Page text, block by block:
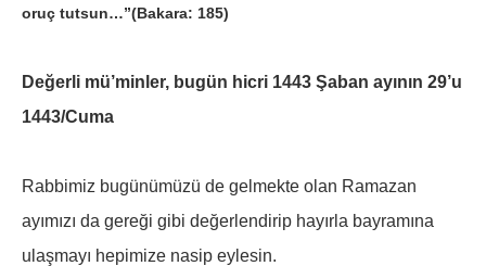
oruç tutsun…”(Bakara: 185)
Değerli mü’minler, bugün hicri 1443 Şaban ayının 29’u
1443/Cuma
Rabbimiz bugünümüzü de gelmekte olan Ramazan
ayımızı da gereği gibi değerlendirip hayırla bayramına
ulaşmayı hepimize nasip eylesin.